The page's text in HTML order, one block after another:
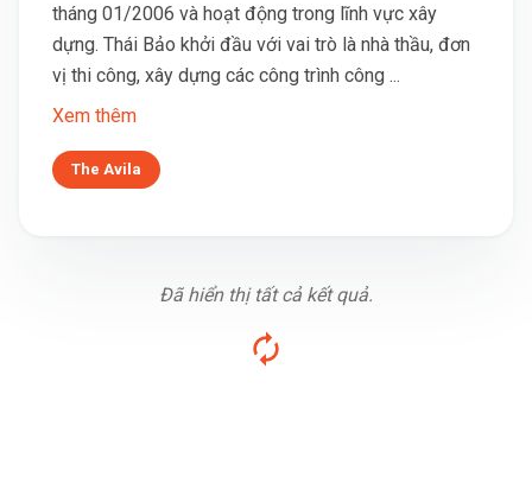
tháng 01/2006 và hoạt động trong lĩnh vực xây
dựng. Thái Bảo khởi đầu với vai trò là nhà thầu, đơn
vị thi công, xây dựng các công trình công ...
Xem thêm
The Avila
Đã hiển thị tất cả kết quả.